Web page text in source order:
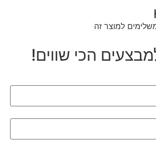
למוצר זה
הכי שווים!